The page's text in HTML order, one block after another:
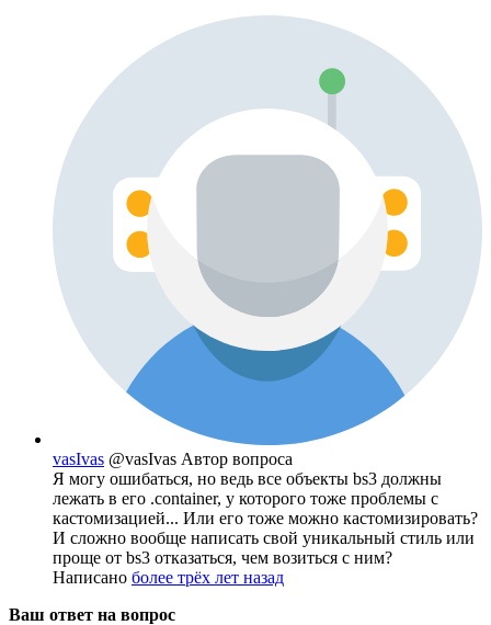
vasIvas @vasIvas Автор вопроса
Я могу ошибаться, но ведь все объекты bs3 должны
лежать в его .container, у которого тоже проблемы с
кастомизацией... Или его тоже можно кастомизировать?
И сложно вообще написать свой уникальный стиль или
проще от bs3 отказаться, чем возиться с ним?
Написано более трёх лет назад
Ваш ответ на вопрос